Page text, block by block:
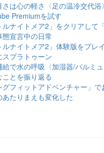
は心の軽さ〈足の温冷交代浴〉
Premiumを試す
ナイトメア2」をクリアして
宣言中の日常
ナイトメア2」体験版をプレ
プラトゥーン
で水の呼吸〈加湿器/バルミュ
とを振り返る
フィットアドベンチャー」
たりまえも変化した